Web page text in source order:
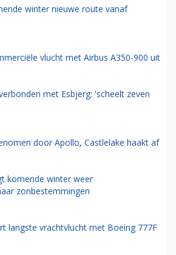
winter nieuwe route vanaf
vlucht met Airbus A350-900 uit
met Esbjerg: 'scheelt zeven
door Apollo, Castlelake haakt af
komende winter weer
zonbestemmingen
langste vrachtvlucht met Boeing 777F